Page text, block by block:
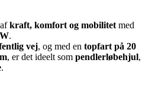
kraft, komfort og mobilitet med
.
vej, og med en topfart på 20
, er det ideelt som pendlerløbehjul,
.